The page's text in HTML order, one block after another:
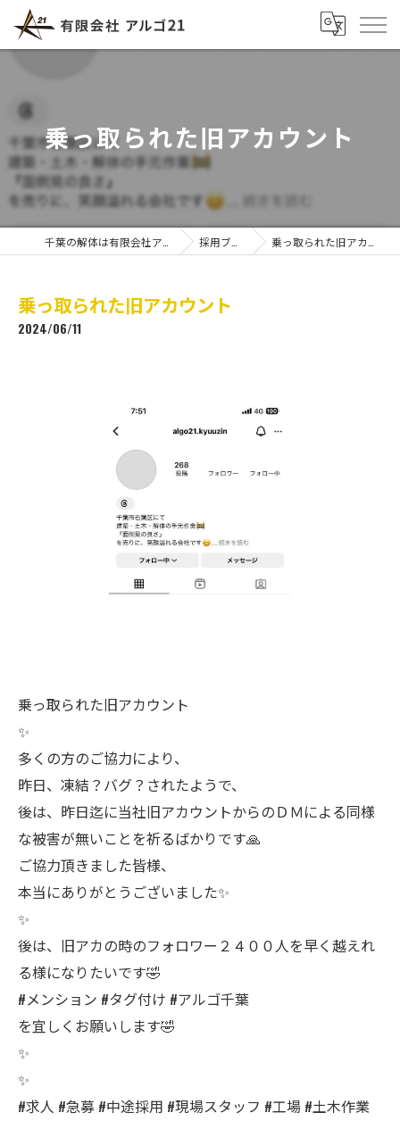
乗っ取られた旧アカウント
採用ブログ 乗っ取られた旧アカウント
乗っ取られた旧アカウント
2024/06/11
乗っ取られた旧アカウント
✨
多くの方のご協力により、
昨日、凍結？バグ？されたようで、
後は、昨日迄に当社旧アカウントからのＤＭによる同様
な被害が無いことを祈るばかりです🙏
ご協力頂きました皆様、
本当にありがとうございました✨
✨
後は、旧アカの時のフォロワー２４００人を早く越えれ
る様になりたいです🤣
#メンション #タグ付け #アルゴ千葉
を宜しくお願いします🤣
✨
✨
#求人 #急募 #中途採用 #現場スタッフ #工場 #土木作業